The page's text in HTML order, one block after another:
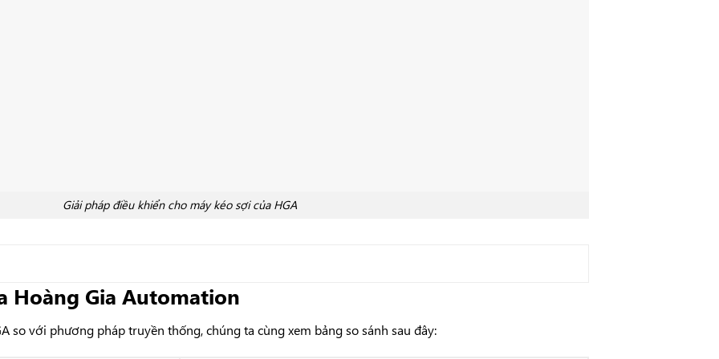
Giải pháp điều khiển cho máy kéo sợi của HGA
Hoàng Gia Automation
so với phương pháp truyền thống, chúng ta cùng xem bảng so sánh sau đây: